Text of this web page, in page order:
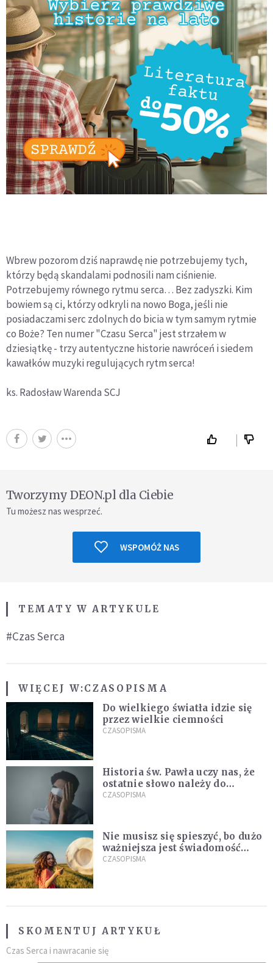
Wbrew pozorom dziś naprawdę nie potrzebujemy tych,
którzy będą skandalami podnosili nam ciśnienie.
Potrzebujemy równego rytmu serca… Bez zadyszki. Kim
bowiem są ci, którzy odkryli na nowo Boga, jeśli nie
posiadaczami serc zdolnych do bicia w tym samym rytmie
co Boże? Ten numer "Czasu Serca" jest strzałem w
dziesiątkę - trzy autentyczne historie nawróceń i siedem
kawałków muzyki regulujących rytm serca!
ks. Radosław Warenda SCJ
Tworzymy DEON.pl dla Ciebie
Tu możesz nas wesprzeć.
WSPOMÓŻ NAS
TEMATY W ARTYKULE
#Czas Serca
WIĘCEJ W:CZASOPISMA
Do wielkiego światła idzie się
przez wielkie ciemności
CZASOPISMA
Historia św. Pawła uczy nas, że
ostatnie słowo należy do
światła, a nie do ciemności
CZASOPISMA
Nie musisz się spieszyć, bo dużo
ważniejsza jest świadomość
kierunku
CZASOPISMA
SKOMENTUJ ARTYKUŁ
Czas Serca i nawracanie się